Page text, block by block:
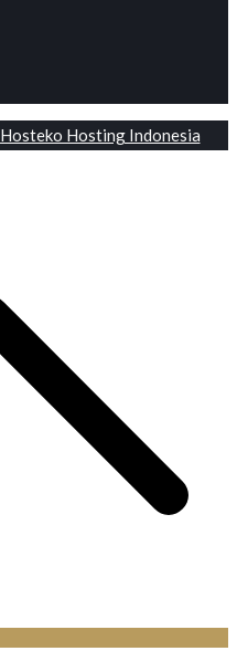
Hosteko Hosting Indonesia